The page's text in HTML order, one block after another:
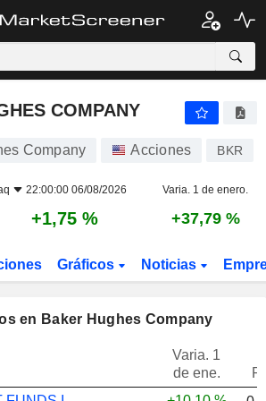
COMPANY
COMPANY
Company Acciones BKR
22:00:00 06/08/2026 Varia. 1 de enero.
+1,75 % +37,79 %
Gráficos Noticias
en Baker Hughes Company
Varia. 1
de ene.